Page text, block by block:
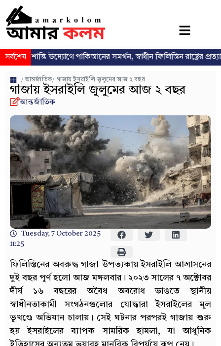
সর্বশেষউদ্যোগে পাকিস্তানের সমর্থন, স্বাধীন ফিলিস্তিন রাষ্ট্রের প্রত্যাশা
/আন্তর্জাতিক/ গাজায় ইসরাইলি জুলুমের আজ ২ বছর
গাজায় ইসরাইলি জুলুমের আজ ২ বছর
আন্তর্জাতিক
Tuesday, 7 October 2025
11:25
ফিলিস্তিনের অবরুদ্ধ গাজা উপত্যকায় ইসরাইলি আগ্রাসনের
দুই বছর পূর্ণ হলো আজ মঙ্গলবার। ২০২৩ সালের ৭ অক্টোবর
দীর্ঘ ১৬ বছরের অবৈধ অবরোধ ভাঙতে স্থানীয়
স্বাধীনতাকামী সংগঠনগুলোর যোদ্ধারা ইসরাইলের মূল
ভূখণ্ডে অভিযান চালায়। সেই ঘটনার পরপরই গাজায় শুরু
হয় ইসরাইলের ব্যাপক সামরিক হামলা, যা আধুনিক